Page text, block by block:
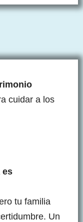
cuidar a los
es
tu familia
Un